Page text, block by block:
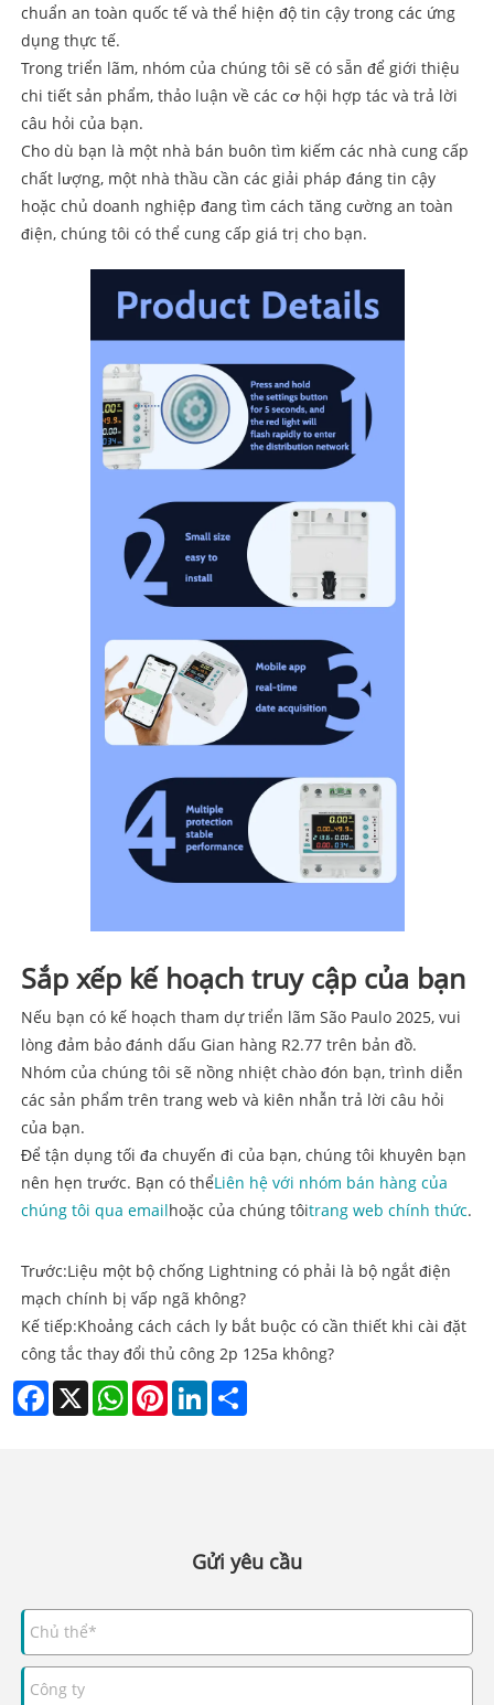
chuẩn an toàn quốc tế và thể hiện độ tin cậy trong các ứng
dụng thực tế.
Trong triển lãm, nhóm của chúng tôi sẽ có sẵn để giới thiệu
chi tiết sản phẩm, thảo luận về các cơ hội hợp tác và trả lời
câu hỏi của bạn.
Cho dù bạn là một nhà bán buôn tìm kiếm các nhà cung cấp
chất lượng, một nhà thầu cần các giải pháp đáng tin cậy
hoặc chủ doanh nghiệp đang tìm cách tăng cường an toàn
điện, chúng tôi có thể cung cấp giá trị cho bạn.
Sắp xếp kế hoạch truy cập của bạn
Nếu bạn có kế hoạch tham dự triển lãm São Paulo 2025, vui
lòng đảm bảo đánh dấu Gian hàng R2.77 trên bản đồ.
Nhóm của chúng tôi sẽ nồng nhiệt chào đón bạn, trình diễn
các sản phẩm trên trang web và kiên nhẫn trả lời câu hỏi
của bạn.
Để tận dụng tối đa chuyến đi của bạn, chúng tôi khuyên bạn
nên hẹn trước. Bạn có thểLiên hệ với nhóm bán hàng của
chúng tôi qua emailhoặc của chúng tôitrang web chính thức.
Trước:Liệu một bộ chống Lightning có phải là bộ ngắt điện
mạch chính bị vấp ngã không?
Kế tiếp:Khoảng cách cách ly bắt buộc có cần thiết khi cài đặt
công tắc thay đổi thủ công 2p 125a không?
Facebook
X WhatsAppPinterestLinkedIn
Gửi yêu cầu